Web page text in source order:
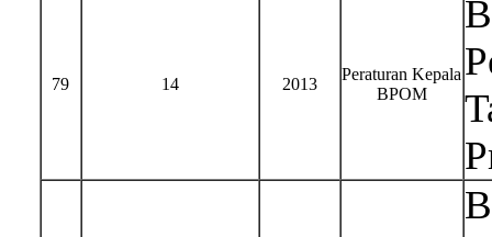
79 14 2013
Peraturan Kepala
BPOM